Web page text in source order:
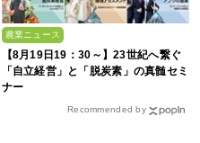
農業ニュース
【8月19日19：30～】23世紀へ繋ぐ
「自立経営」と「脱炭素」の真髄セミ
ナー
Recommended by